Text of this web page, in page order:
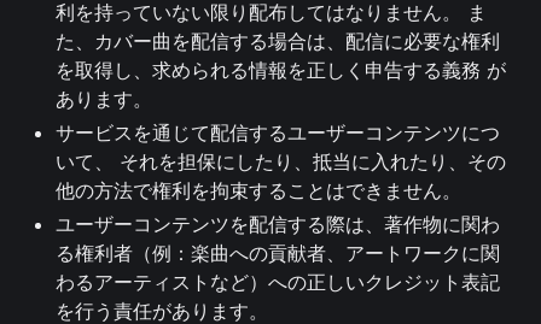
利を持っていない限り配布してはなりません。 ま
た、カバー曲を配信する場合は、配信に必要な権利
を取得し、求められる情報を正しく申告する義務 が
あります。
サービスを通じて配信するユーザーコンテンツにつ
いて、 それを担保にしたり、抵当に入れたり、その
他の方法で権利を拘束することはできません。
ユーザーコンテンツを配信する際は、著作物に関わ
る権利者（例：楽曲への貢献者、アートワークに関
わるアーティストなど）への正しいクレジット表記
を行う責任があります。